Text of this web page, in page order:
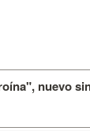
nuevo